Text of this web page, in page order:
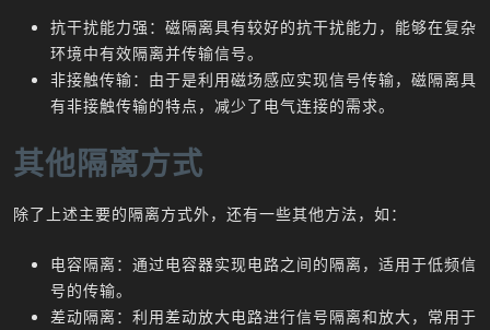
抗干扰能力强：磁隔离具有较好的抗干扰能力，能够在复杂
环境中有效隔离并传输信号。
非接触传输：由于是利用磁场感应实现信号传输，磁隔离具
有非接触传输的特点，减少了电气连接的需求。
其他隔离方式
除了上述主要的隔离方式外，还有一些其他方法，如：
电容隔离：通过电容器实现电路之间的隔离，适用于低频信
号的传输。
差动隔离：利用差动放大电路进行信号隔离和放大，常用于